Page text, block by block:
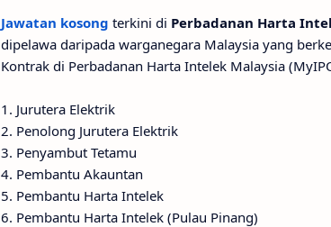
Jawatan kosong terkini di Perbadanan Harta
dipelawa daripada warganegara Malaysia yang
Kontrak di Perbadanan Harta Intelek Malaysia
1. Jurutera Elektrik
2. Penolong Jurutera Elektrik
3. Penyambut Tetamu
4. Pembantu Akauntan
5. Pembantu Harta Intelek
6. Pembantu Harta Intelek (Pulau Pinang)